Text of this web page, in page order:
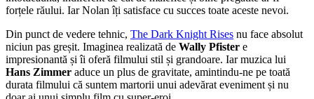
forțele răului. Iar Nolan îți satisface cu succes toate aceste nevoi.
Din punct de vedere tehnic, The Dark Knight Rises nu face absolut
niciun pas greșit. Imaginea realizată de Wally Pfister e
impresionantă și îi oferă filmului stil și grandoare. Iar muzica lui
Hans Zimmer aduce un plus de gravitate, amintindu-ne pe toată
durata filmului că suntem martorii unui adevărat eveniment și nu